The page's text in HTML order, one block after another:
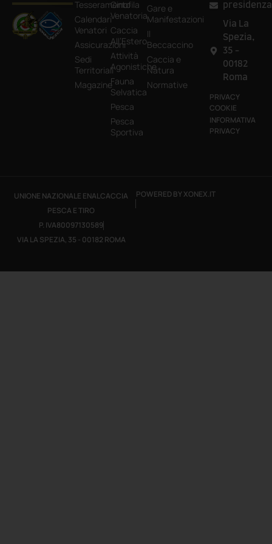
Tesseramento
Calendari
Venatori
Assicurazioni
Sedi
Territoriali
Magazine
Cinofila
Venatoria
Caccia
All’Estero
Attività
Agonistiche
Fauna
Selvatica
Pesca
Pesca
Sportiva
Gare e
Manifestazioni
Il
Beccaccino
Caccia e
Natura
Normative
Via La
Spezia,
35 -
00182
Roma
PRIVACY
COOKIE
INFORMATIVA
PRIVACY
UNIONE NAZIONALE ENALCACCIA
PESCA E TIRO
P. IVA80097130589
VIA LA SPEZIA, 35 - 00182 ROMA
POWERED BY XONEX.IT